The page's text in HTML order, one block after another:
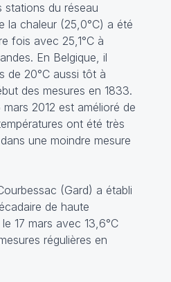
stations du réseau
la chaleur (25,0°C) a été
fois avec 25,1°C à
En Belgique, il
de 20°C aussi tôt à
des mesures en 1833.
2012 est amélioré de
ont été très
une moindre mesure
(Gard) a établi
de haute
17 mars avec 13,6°C
régulières en